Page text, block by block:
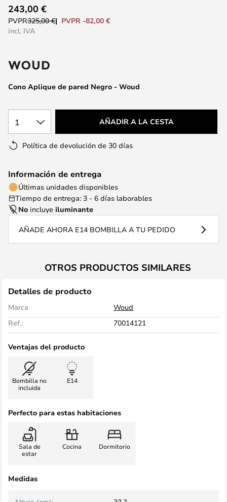
comienzo
galería
imágenes
Cono Aplique de pared Negro - Woud
243,00 €
PVPR325,00 €
PVPR -82,00 €
incl. IVA
1 AÑADIR A LA CESTA
Política de devolución de 30 días
Información de entrega
Últimas unidades disponibles
Tiempo de entrega: 3 - 6 días laborables
No incluye iluminante
AÑADE AHORA E14 BOMBILLA A TU PEDIDO
OTROS PRODUCTOS SIMILARES
Detalles de producto
Marca
Woud
Ref.:
70014121
Ventajas del producto
Bombilla no
incluida
E14
Perfecto para estas habitaciones
Sala de
estar
Cocina Dormitorio
Medidas